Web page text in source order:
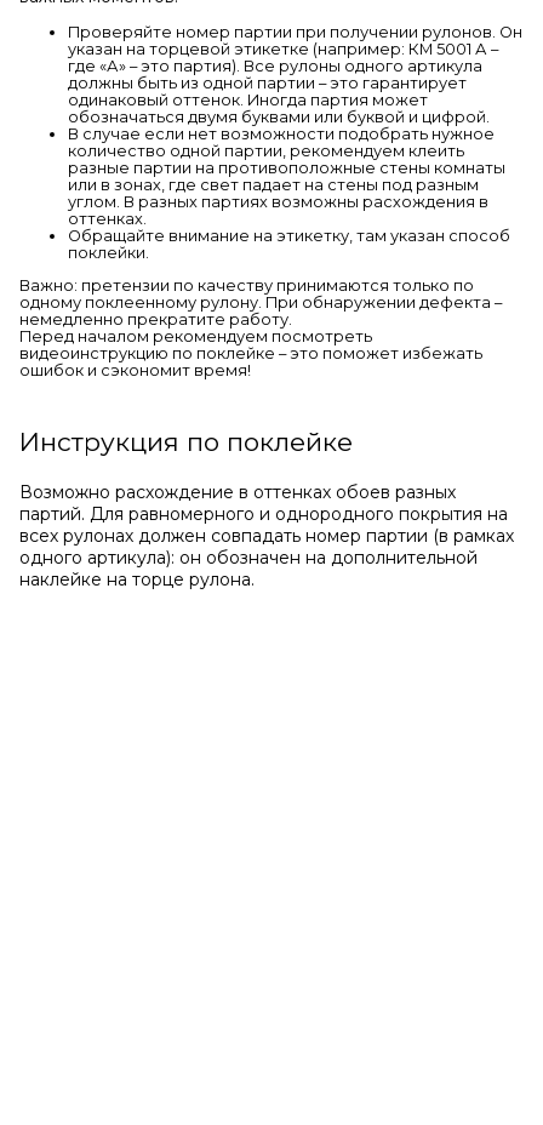
Проверяйте номер партии при получении рулонов. Он
указан на торцевой этикетке (например: КМ 5001 А –
где «А» – это партия). Все рулоны одного артикула
должны быть из одной партии – это гарантирует
одинаковый оттенок. Иногда партия может
обозначаться двумя буквами или буквой и цифрой.
В случае если нет возможности подобрать нужное
количество одной партии, рекомендуем клеить
разные партии на противоположные стены комнаты
или в зонах, где свет падает на стены под разным
углом. В разных партиях возможны расхождения в
оттенках.
Обращайте внимание на этикетку, там указан способ
поклейки.
Важно: претензии по качеству принимаются только по
одному поклеенному рулону. При обнаружении дефекта –
немедленно прекратите работу.
Перед началом рекомендуем посмотреть
видеоинструкцию по поклейке – это поможет избежать
ошибок и сэкономит время!
Инструкция по поклейке
Возможно расхождение в оттенках обоев разных
партий. Для равномерного и однородного покрытия на
всех рулонах должен совпадать номер партии (в рамках
одного артикула): он обозначен на дополнительной
наклейке на торце рулона.